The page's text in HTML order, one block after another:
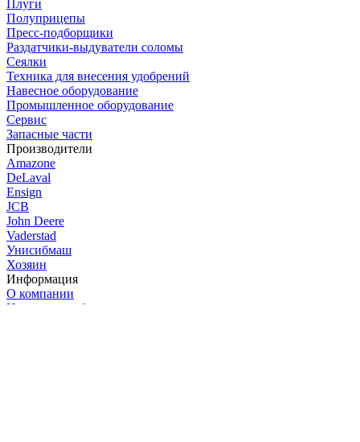
Плуги
Полуприцепы
Пресс-подборщики
Раздатчики-выдуватели соломы
Сеялки
Техника для внесения удобрений
Навесное оборудование
Промышленное оборудование
Сервис
Запасные части
Производители
Amazone
DeLaval
Ensign
JCB
John Deere
Vaderstad
Унисибмаш
Хозяин
Информация
О компании
Новости и события